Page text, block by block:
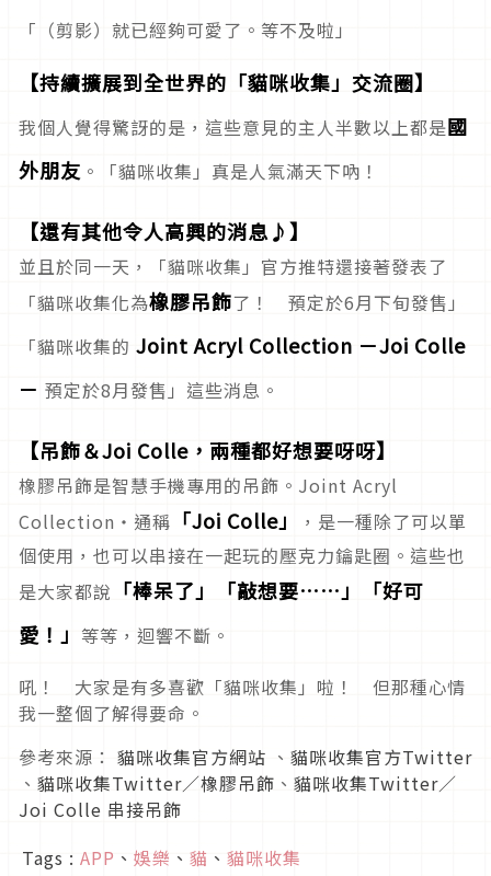
「（剪影）就已經夠可愛了。等不及啦」
【持續擴展到全世界的「貓咪收集」交流圈】
我個人覺得驚訝的是，這些意見的主人半數以上都是國
外朋友 。「貓咪收集」真是人氣滿天下吶！
【還有其他令人高興的消息♪】
並且於同一天，「貓咪收集」官方推特還接著發表了
「貓咪收集化為橡膠吊飾了！ 預定於6月下旬發售」
「貓咪收集的 Joint Acryl Collection －Joi Colle
－ 預定於8月發售」這些消息。
【吊飾＆Joi Colle，兩種都好想要呀呀】
橡膠吊飾是智慧手機專用的吊飾。Joint Acryl
Collection・通稱 「Joi Colle」
，是一種除了可以單
個使用，也可以串接在一起玩的壓克力鑰匙圈。這些也
是大家都說 「棒呆了」「敲想要……」「好可
愛！」 等等，迴響不斷。
吼！ 大家是有多喜歡「貓咪收集」啦！ 但那種心情
我一整個了解得要命。
參考來源： 貓咪收集官方網站 、 貓咪收集官方Twitter
、 貓咪收集Twitter／橡膠吊飾 、 貓咪收集Twitter／
Joi Colle 串接吊飾
Tags : APP 、 娛樂 、 貓 、 貓咪收集